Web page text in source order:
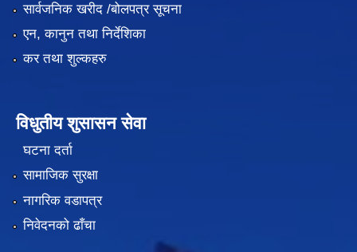
सार्वजनिक खरीद /बोलपत्र सूचना
एन, कानुन तथा निर्देशिका
कर तथा शुल्कहरु
विधुतीय शुसासन सेवा
घटना दर्ता
सामाजिक सुरक्षा
नागरिक वडापत्र
निवेदनको ढाँचा